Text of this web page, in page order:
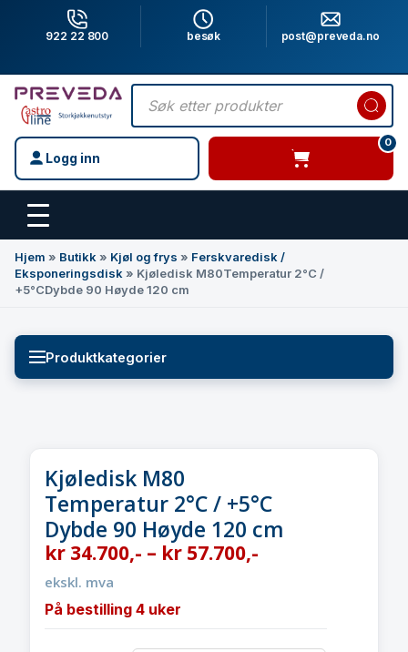
922 22 800 besøk post@preveda.no
Products
search
Logg inn
0
varer i handlevogn
Hovedinnhold
Hjem » Butikk » Kjøl og frys » Ferskvaredisk /
Eksponeringsdisk » Kjøledisk M80Temperatur 2°C /
+5°CDybde 90 Høyde 120 cm
Produktkategorier
Kjøledisk M80
Temperatur 2°C / +5°C
Dybde 90 Høyde 120 cm
kr 34.700,- – kr 57.700,-
ekskl. mva
På bestilling 4 uker